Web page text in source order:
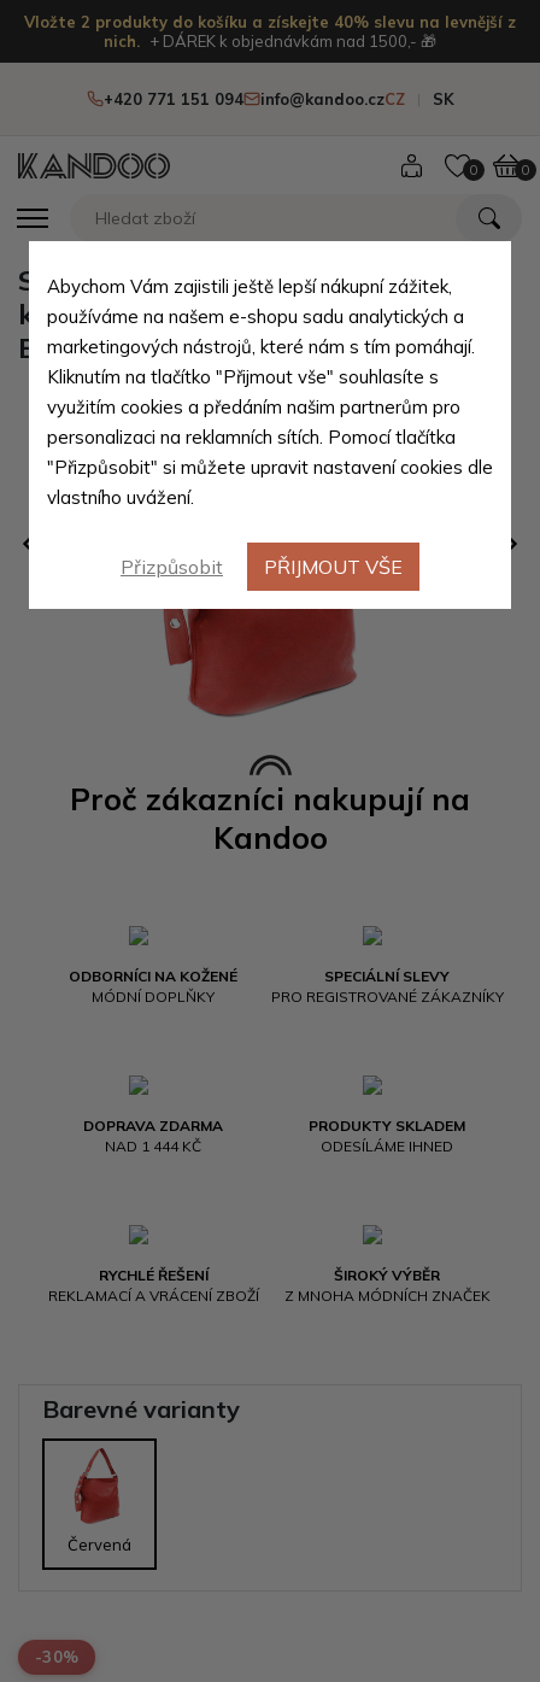
Vložte 2 produkty do košíku a získejte 40% slevu na levnější z
nich.
+ DÁREK k objednávkám nad 1500,- 🎁
+420 771 151 094 info@kandoo.czCZ SK
0 0
Proč zákazníci nakupují na
Kandoo
ODBORNÍCI NA KOŽENÉ
MÓDNÍ DOPLŇKY
SPECIÁLNÍ SLEVY
PRO REGISTROVANÉ ZÁKAZNÍKY
DOPRAVA ZDARMA
NAD 1 444 KČ
PRODUKTY SKLADEM
ODESÍLÁME IHNED
RYCHLÉ ŘEŠENÍ
REKLAMACÍ A VRÁCENÍ ZBOŽÍ
ŠIROKÝ VÝBĚR
Z MNOHA MÓDNÍCH ZNAČEK
Světle červená dámská zipová
kabelka do ruky i přes rameno
Brylee
Barevné varianty
Červená
-30%
Abychom Vám zajistili ještě lepší nákupní zážitek,
používáme na našem e-shopu sadu analytických a
marketingových nástrojů, které nám s tím pomáhají.
Kliknutím na tlačítko "Přijmout vše" souhlasíte s
využitím cookies a předáním našim partnerům pro
personalizaci na reklamních sítích. Pomocí tlačítka
"Přizpůsobit" si můžete upravit nastavení cookies dle
vlastního uvážení.
Přizpůsobit PŘIJMOUT VŠE